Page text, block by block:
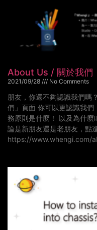
About Us / 關於我們
2021/09/28 No Comments
朋友，你還不夠認識我們嗎
們」頁面 你可以更認識我
務原則是什麼！ 以及為什
論是新朋友還是老朋友，點
https://www.whengi.com/